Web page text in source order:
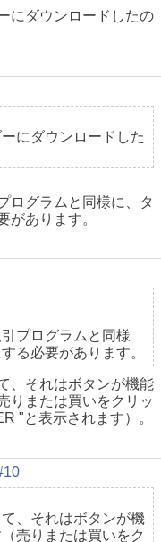
にダウンロードしたの
にダウンロードした
ログラムと同様に、タ
があります。
プログラムと同様
る必要があります。
、それはボタンが機能
りまたは買いをクリッ
"と表示されます）。
、それはボタンが機
売りまたは買いをク